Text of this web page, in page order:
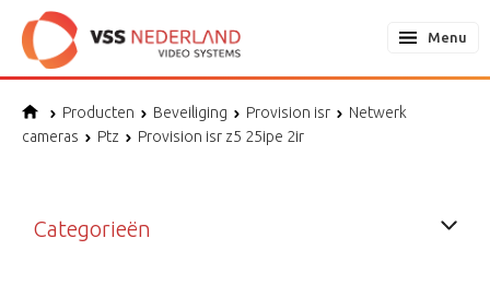
Menu
Producten Beveiliging Provision isr
Netwerk
cameras
Ptz Provision isr z5 25ipe 2ir
Categorieën